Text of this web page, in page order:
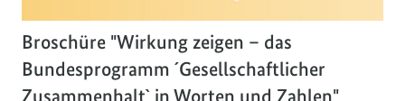
Broschüre "Wirkung zeigen – das
Bundesprogramm ´Gesellschaftlicher
Zusammenhalt` in Worten und Zahlen"